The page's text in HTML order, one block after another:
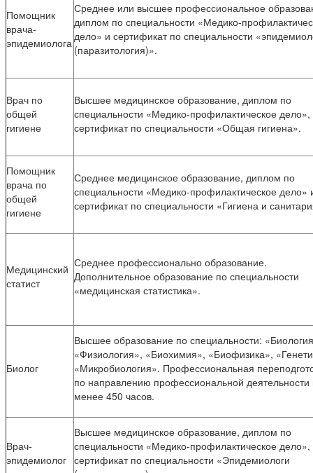
Помощник
врача-
эпидемиолога
Среднее или высшее профессиональное
диплом по специальности «Медико-
дело» и сертификат по специальности
(паразитология)».
Врач по
общей
гигиене
Высшее медицинское образование, диплом по
специальности «Медико-профилактическое дело»,
сертификат по специальности «Общая гигиена».
Помощник
врача по
общей
гигиене
Среднее медицинское образование, диплом по
специальности «Медико-профилактическое дело»
сертификат по специальности «Гигиена и
Медицинский
статист
Среднее профессионально образование.
Дополнительное образование по специальности
«медицинская статистика».
Биолог
Высшее образование по специальности:
«Физиология», «Биохимия», «Биофизика»,
«Микробиология». Профессиональная
по направлению профессиональной деятельности
менее 450 часов.
Врач-
эпидемиолог
Высшее медицинское образование, диплом по
специальности «Медико-профилактическое дело»,
сертификат по специальности «Эпидемиологи